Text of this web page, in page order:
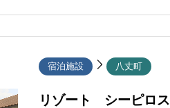
宿泊施設 八丈町
リゾート シーピロス